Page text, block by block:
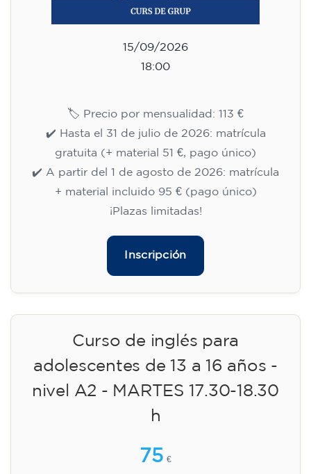
15/09/2026
18:00
🏷️ Precio por mensualidad: 113 €
✔️ Hasta el 31 de julio de 2026: matrícula
gratuita (+ material 51 €, pago único)
✔️ A partir del 1 de agosto de 2026: matrícula
+ material incluido 95 € (pago único)
¡Plazas limitadas!
Inscripción
Curso de inglés para
adolescentes de 13 a 16 años -
nivel A2 - MARTES 17.30-18.30
h
75 €